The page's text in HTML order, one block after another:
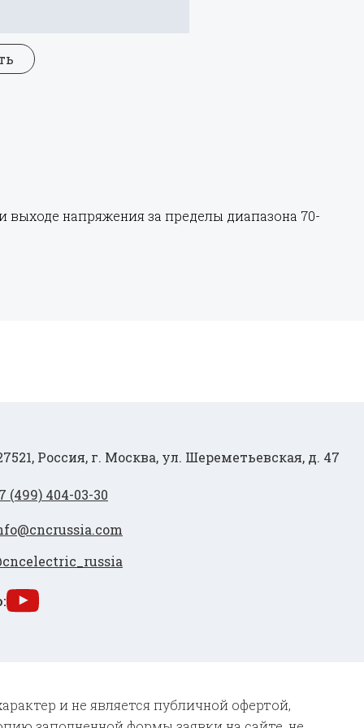
напряжения за пределы диапазона 70-
Россия, г. Москва, ул. Шереметьевская, д. 47
(499) 404-03-30
и не является публичной офертой,